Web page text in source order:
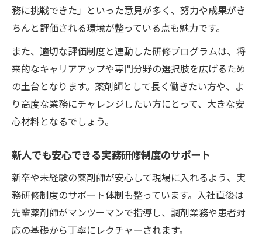
務に挑戦できた」といった意見が多く、努力や成果がき
ちんと評価される環境が整っている点も魅力です。
また、適切な評価制度と連動した研修プログラムは、将
来的なキャリアアップや専門分野の選択肢を広げるため
の土台となります。薬剤師として長く働きたい方や、よ
り高度な業務にチャレンジしたい方にとって、大きな安
心材料となるでしょう。
新人でも安心できる実務研修制度のサポート
新卒や未経験の薬剤師が安心して現場に入れるよう、実
務研修制度のサポート体制も整っています。入社直後は
先輩薬剤師がマンツーマンで指導し、調剤業務や患者対
応の基礎から丁寧にレクチャーされます。